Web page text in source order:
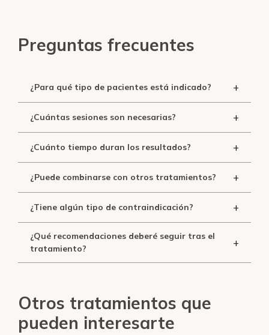
Preguntas frecuentes
¿Para qué tipo de pacientes está indicado? +
¿Cuántas sesiones son necesarias? +
¿Cuánto tiempo duran los resultados? +
¿Puede combinarse con otros tratamientos? +
¿Tiene algún tipo de contraindicación? +
¿Qué recomendaciones deberé seguir tras el
tratamiento?
+
Otros tratamientos que
pueden interesarte